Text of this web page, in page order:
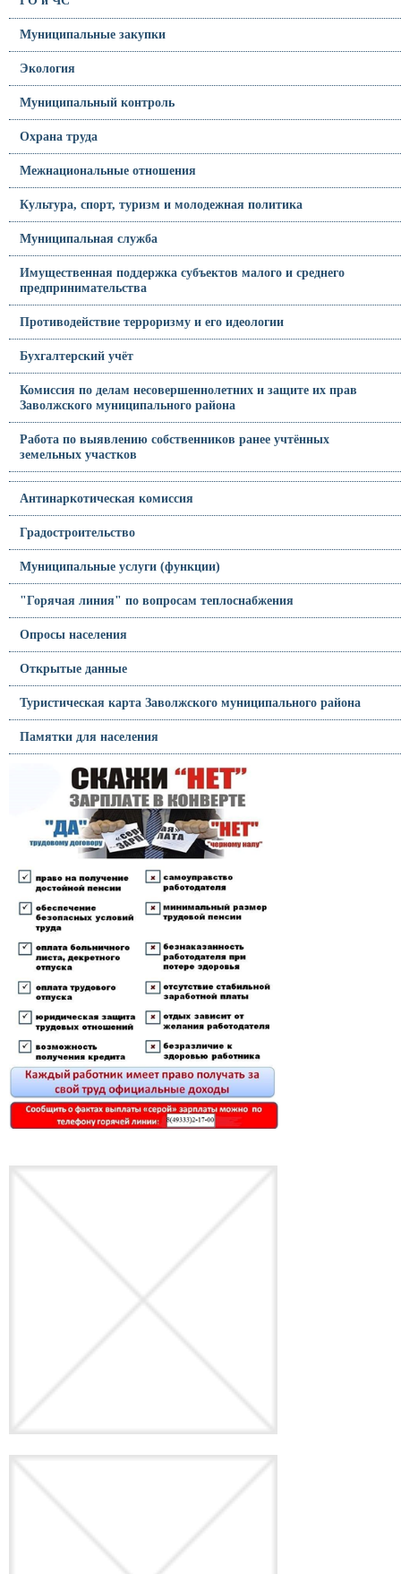
Муниципальные закупки
Экология
Муниципальный контроль
Охрана труда
Межнациональные отношения
Культура, спорт, туризм и молодежная политика
Муниципальная служба
Имущественная поддержка субъектов малого и среднего
предпринимательства
Противодействие терроризму и его идеологии
Бухгалтерский учёт
Комиссия по делам несовершеннолетних и защите их прав
Заволжского муниципального района
Работа по выявлению собственников ранее учтённых
земельных участков
Антинаркотическая комиссия
Градостроительство
Муниципальные услуги (функции)
"Горячая линия" по вопросам теплоснабжения
Опросы населения
Открытые данные
Туристическая карта Заволжского муниципального района
Памятки для населения